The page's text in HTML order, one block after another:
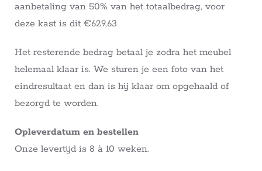
aanbetaling van 50% van het totaalbedrag, voor
deze kast is dit €629,63
Het resterende bedrag betaal je zodra het meubel
helemaal klaar is. We sturen je een foto van het
eindresultaat en dan is hij klaar om opgehaald of
bezorgd te worden.
Opleverdatum en bestellen
Onze levertijd is 8 à 10 weken.